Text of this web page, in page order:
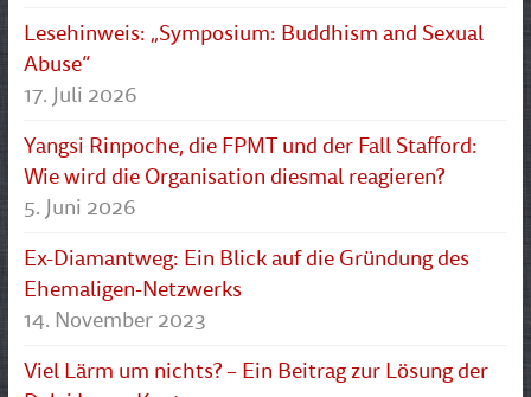
Lesehinweis: „Symposium: Buddhism and Sexual
Abuse“
17. Juli 2026
Yangsi Rinpoche, die FPMT und der Fall Stafford:
Wie wird die Organisation diesmal reagieren?
5. Juni 2026
Ex-Diamantweg: Ein Blick auf die Gründung des
Ehemaligen-Netzwerks
14. November 2023
Viel Lärm um nichts? – Ein Beitrag zur Lösung der